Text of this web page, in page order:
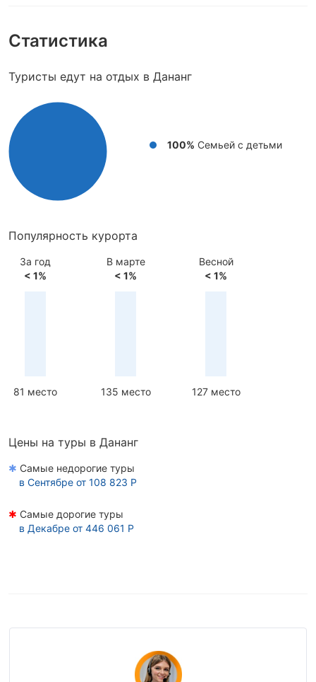
Статистика
Туристы едут на отдых в Дананг
100% Cемьей с детьми
Популярность курорта
За год
< 1%
81 место
В марте
< 1%
135 место
Весной
< 1%
127 место
Цены на туры в Дананг
✱ Самые недорогие туры
в Сентябре от 108 823 Р
✱ Самые дорогие туры
в Декабре от 446 061 Р